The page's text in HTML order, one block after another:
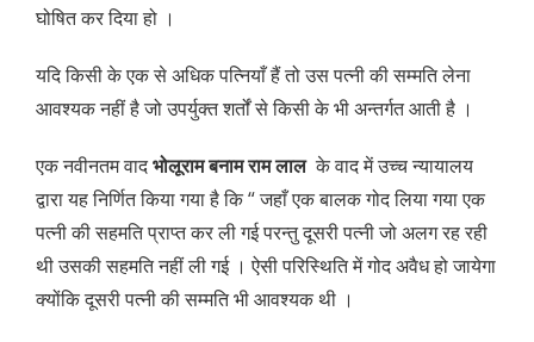
घोषित कर दिया हो ।
यदि किसी के एक से अधिक पत्नियाँ हैं तो उस पत्नी की सम्मति लेना
आवश्यक नहीं है जो उपर्युक्त शर्तों से किसी के भी अन्तर्गत आती है ।
एक नवीनतम वादभोलूराम बनाम राम लालके वाद में उच्च न्यायालय
द्वारा यह निर्णित किया गया है कि “ जहाँ एक बालक गोद लिया गया एक
पत्नी की सहमति प्राप्त कर ली गई परन्तु दूसरी पत्नी जो अलग रह रही
थी उसकी सहमति नहीं ली गई । ऐसी परिस्थिति में गोद अवैध हो जायेगा
क्योंकि दूसरी पत्नी की सम्मति भी आवश्यक थी ।